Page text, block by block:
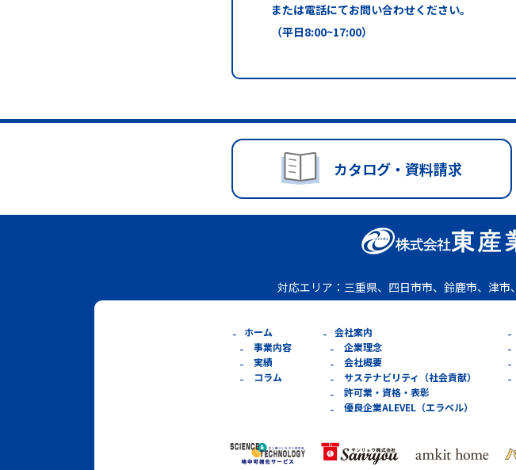
または電話にてお問い合わせください。
（平日8:00~17:00）
カタログ・資料請求
対応エリア： 三重県、四日市市、鈴鹿市、津
ホーム
事業内容
実績
コラム
会社案内
企業理念
会社概要
サステナビリティ（社会貢献）
許可業・資格・表彰
優良企業ALEVEL（エラベル）